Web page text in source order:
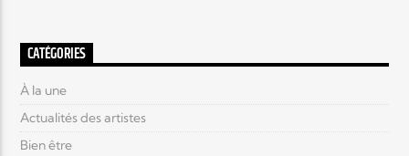
CATÉGORIES
À la une
Actualités des artistes
Bien être